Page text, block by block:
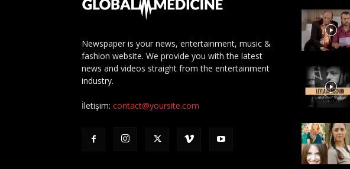
Newspaper is your news, entertainment, music &
fashion website. We provide you with the latest
news and videos straight from the entertainment
industry.
İletişim: contact@yoursite.com